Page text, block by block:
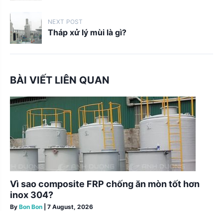
s
t
s
v
i
g
t
i
o
n
NEXT POST
Tháp xử lý mùi là gì?
BÀI VIẾT LIÊN QUAN
Vì sao composite FRP chống ăn mòn tốt hơn
inox 304?
By Bon Bon 7 August, 2026